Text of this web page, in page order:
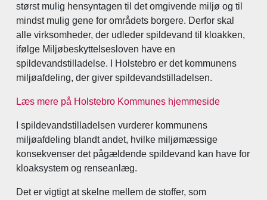
størst mulig hensyntagen til det omgivende miljø og til
mindst mulig gene for områdets borgere. Derfor skal
alle virksomheder, der udleder spildevand til kloakken,
ifølge Miljøbeskyttelsesloven have en
spildevandstilladelse. I Holstebro er det kommunens
miljøafdeling, der giver spildevandstilladelsen.
Læs mere på Holstebro Kommunes hjemmeside
I spildevandstilladelsen vurderer kommunens
miljøafdeling blandt andet, hvilke miljømæssige
konsekvenser det pågældende spildevand kan have for
kloaksystem og renseanlæg.
Det er vigtigt at skelne mellem de stoffer, som